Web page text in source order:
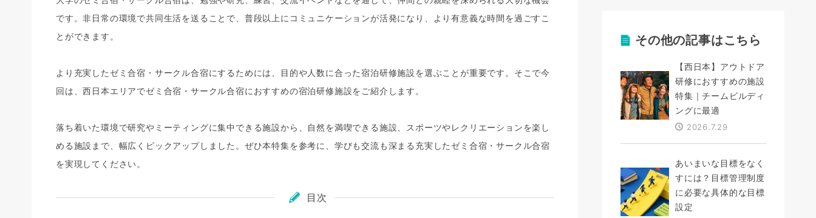
です。非日常の環境で共同生活を送ることで、普段以上にコミュニケーションが活発になり、より有意義な時間を過ごすこ
とができます。
より充実したゼミ合宿・サークル合宿にするためには、目的や人数に合った宿泊研修施設を選ぶことが重要です。そこで今
回は、西日本エリアでゼミ合宿・サークル合宿におすすめの宿泊研修施設をご紹介します。
落ち着いた環境で研究やミーティングに集中できる施設から、自然を満喫できる施設、スポーツやレクリエーションを楽し
める施設まで、幅広くピックアップしました。ぜひ本特集を参考に、学びも交流も深まる充実したゼミ合宿・サークル合宿
を実現してください。
目次
その他の記事はこちら
【西日本】アウトドア
研修におすすめの施設
特集｜チームビルディ
ングに最適
2026.7.29
あいまいな目標をなく
すには？目標管理制度
に必要な具体的な目標
設定